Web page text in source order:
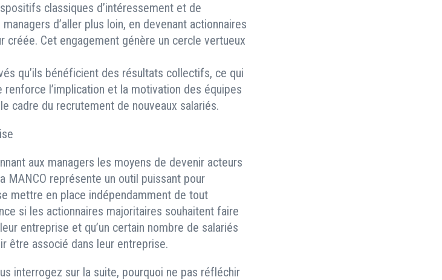
classiques d’intéressement et de
d’aller plus loin, en devenant actionnaires
créée. Cet engagement génère un cercle vertueux
qu’ils bénéficient des résultats collectifs, ce qui
l’implication et la motivation des équipes
cadre du recrutement de nouveaux salariés.
aux managers les moyens de devenir acteurs
MANCO représente un outil puissant pour
mettre en place indépendamment de tout
si les actionnaires majoritaires souhaitent faire
entreprise et qu’un certain nombre de salariés
être associé dans leur entreprise.
interrogez sur la suite, pourquoi ne pas réfléchir